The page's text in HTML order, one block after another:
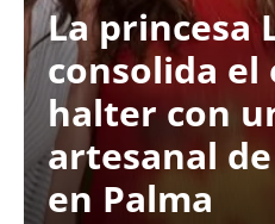
La princesa
consolida el
halter con
artesanal
en Palma